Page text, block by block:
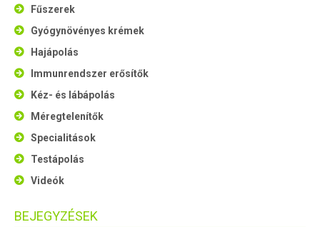
Fűszerek
Gyógynövényes krémek
Hajápolás
Immunrendszer erősítők
Kéz- és lábápolás
Méregtelenítők
Specialitások
Testápolás
Videók
BEJEGYZÉSEK